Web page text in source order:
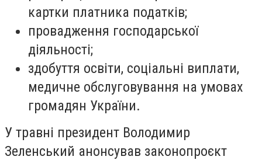
картки платника податків;
провадження господарської
діяльності;
здобуття освіти, соціальні виплати,
медичне обслуговування на умовах
громадян України.
У травні президент Володимир
Зеленський анонсував законопроєкт